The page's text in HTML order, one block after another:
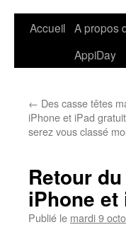
Accueil A propos
AppiDay
← Des casse têtes
iPhone et iPad
serez vous classé
Retour
iPhone
Publié le mardi 9